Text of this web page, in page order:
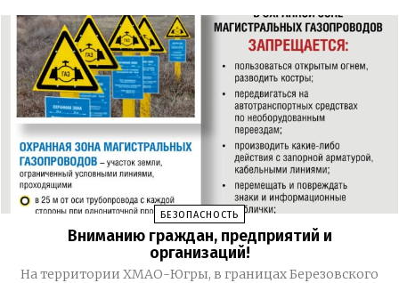
БЕЗОПАСНОСТЬ
Вниманию граждан, предприятий и
организаций!
На территории ХМАО-Югры, в границах Березовского